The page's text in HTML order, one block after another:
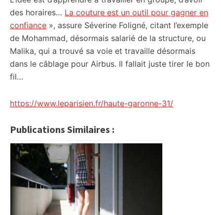
des horaires… La couture est un outil pour gagner en
confiance », assure Séverine Foligné, citant l’exemple
de Mohammad, désormais salarié de la structure, ou
Malika, qui a trouvé sa voie et travaille désormais
dans le câblage pour Airbus. Il fallait juste tirer le bon
fil…
https://www.leparisien.fr/haute-garonne-31/
Publications Similaires :